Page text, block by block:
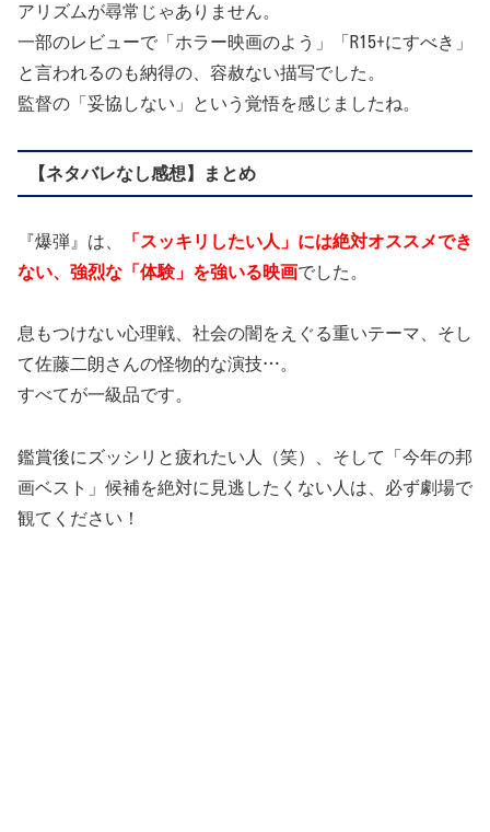
アリズムが尋常じゃありません。
一部のレビューで「ホラー映画のよう」「R15+にすべき」
と言われるのも納得の、容赦ない描写でした。
監督の「妥協しない」という覚悟を感じましたね。
【ネタバレなし感想】まとめ
『爆弾』は、
「スッキリしたい人」には絶対オススメでき
ない、強烈な「体験」を強いる映画でした。
息もつけない心理戦、社会の闇をえぐる重いテーマ、そし
て佐藤二朗さんの怪物的な演技…。
すべてが一級品です。
鑑賞後にズッシリと疲れたい人（笑）、そして「今年の邦
画ベスト」候補を絶対に見逃したくない人は、必ず劇場で
観てください！